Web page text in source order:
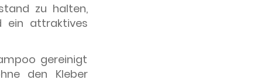
zu halten,
ein attraktives
gereinigt
den Kleber